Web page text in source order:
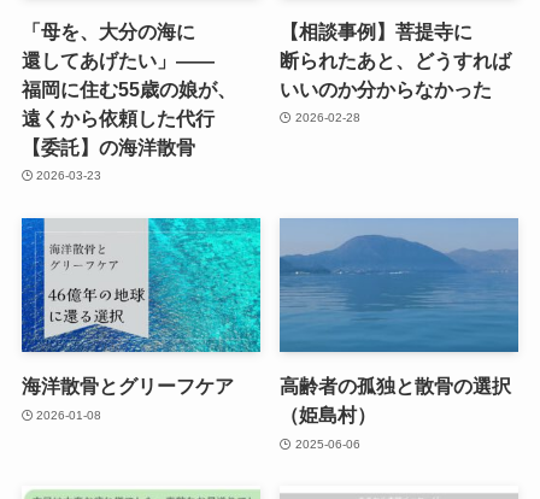
「母を、​大分の​海に​
還してあげたい」​——
福岡に​住む55歳の​娘が、​
遠くから​依頼した​代行
【委託】の​海洋散骨
2026-03-23
【相談事例】菩提寺に​
断られた​あと、​どう​すれば​
いいのか分からなかった
2026-02-28
海洋散骨と​グリーフケア
2026-01-08
高齢者の​孤独と​散骨の​選択​
（姫島村）
2025-06-06